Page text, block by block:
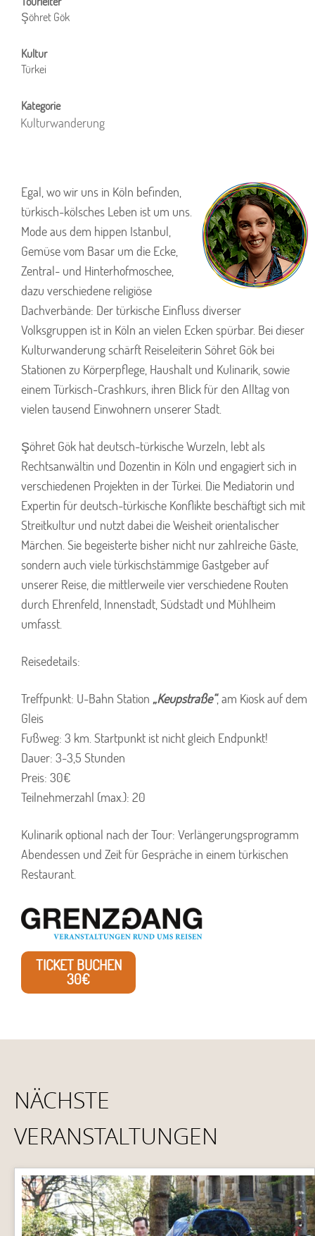
Şöhret Gök
Türkei
Kulturwanderung
Egal, wo wir uns in Köln befinden,
türkisch-kölsches Leben ist um uns.
Mode aus dem hippen Istanbul,
Gemüse vom Basar um die Ecke,
Zentral- und Hinterhofmoschee,
dazu verschiedene religiöse
Dachverbände: Der türkische Einfluss diverser
Volksgruppen ist in Köln an vielen Ecken spürbar. Bei dieser
Kulturwanderung schärft Reiseleiterin Söhret Gök bei
Stationen zu Körperpflege, Haushalt und Kulinarik, sowie
einem Türkisch-Crashkurs, ihren Blick für den Alltag von
vielen tausend Einwohnern unserer Stadt.
Şöhret Gök hat deutsch-türkische Wurzeln, lebt als
Rechtsanwältin und Dozentin in Köln und engagiert sich in
verschiedenen Projekten in der Türkei. Die Mediatorin und
Expertin für deutsch-türkische Konflikte beschäftigt sich mit
Streitkultur und nutzt dabei die Weisheit orientalischer
Märchen. Sie begeisterte bisher nicht nur zahlreiche Gäste,
sondern auch viele türkischstämmige Gastgeber auf
unserer Reise, die mittlerweile vier verschiedene Routen
durch Ehrenfeld, Innenstadt, Südstadt und Mühlheim
umfasst.
Reisedetails:
Treffpunkt: U-Bahn Station „Keupstraße“, am Kiosk auf dem
Gleis
Fußweg: 3 km. Startpunkt ist nicht gleich Endpunkt!
Dauer: 3-3,5 Stunden
Preis: 30€
Teilnehmerzahl (max.): 20
Kulinarik optional nach der Tour: Verlängerungsprogramm
Abendessen und Zeit für Gespräche in einem türkischen
Restaurant.
TICKET BUCHEN
30€
NÄCHSTE
VERANSTALTUNGEN